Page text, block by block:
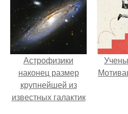
Астрофизики
наконец размер
крупнейшей из
известных галактик